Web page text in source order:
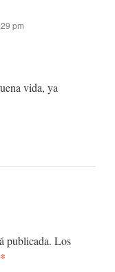
pm
vida, ya
publicada. Los
*